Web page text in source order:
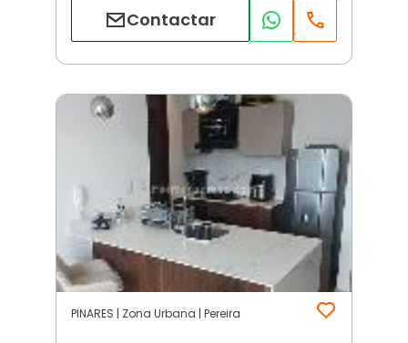
Contactar
PINARES | Zona Urbana | Pereira